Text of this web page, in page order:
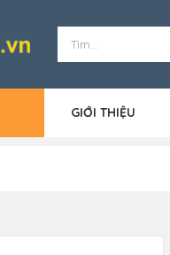
GIỚI THIỆU